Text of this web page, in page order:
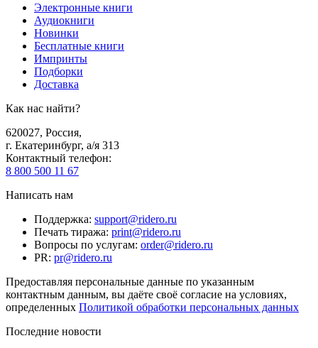
Электронные книги
Аудиокниги
Новинки
Бесплатные книги
Импринты
Подборки
Доставка
Как нас найти?
620027, Россия,
г. Екатеринбург, а/я 313
Контактный телефон:
8 800 500 11 67
Написать нам
Поддержка: support@ridero.ru
Печать тиража: print@ridero.ru
Вопросы по услугам: order@ridero.ru
PR: pr@ridero.ru
Предоставляя персональные данные по указанным
контактным данным, вы даёте своё согласие на условиях,
определенных Политикой обработки персональных данных
Последние новости